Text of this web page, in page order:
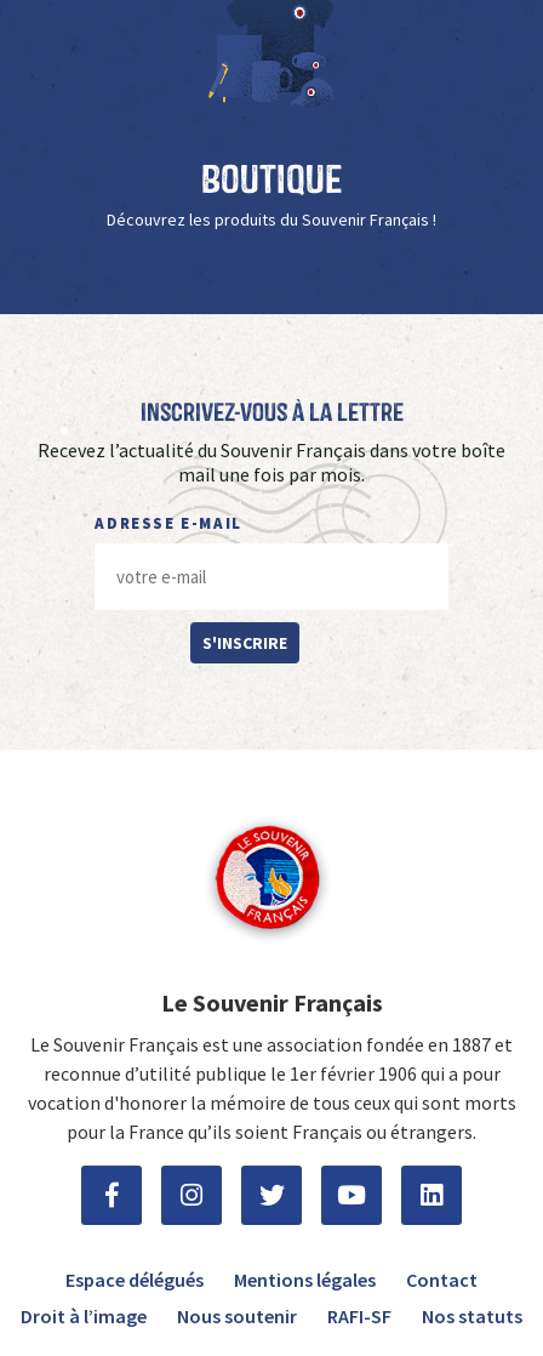
Boutique
Découvrez les produits du Souvenir Français !
Inscrivez-vous à La Lettre
Recevez l’actualité du Souvenir Français dans votre boîte
mail une fois par mois.
ADRESSE E-MAIL
S'INSCRIRE
Le Souvenir Français
Le Souvenir Français est une association fondée en 1887 et
reconnue d’utilité publique le 1er février 1906 qui a pour
vocation d'honorer la mémoire de tous ceux qui sont morts
pour la France qu’ils soient Français ou étrangers.
Espace délégués Mentions légales
Contact
Droit à l’image
Nous soutenir RAFI-SF Nos statuts